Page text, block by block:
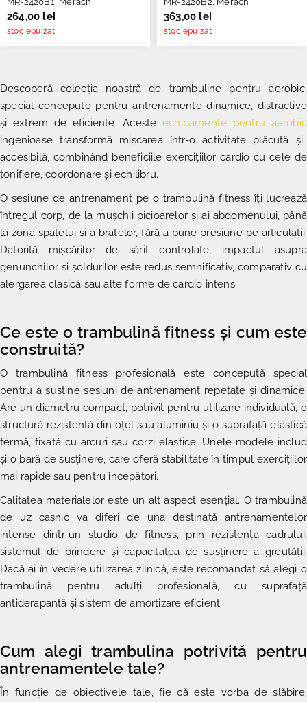
264,00 lei
stoc epuizat
363,00 lei
stoc epuizat
Descoperă colecția noastră de trambuline pentru aerobic,
special concepute pentru antrenamente dinamice, distractive
și extrem de eficiente. Acesteechipamente pentru aerobic
ingenioase transformă mișcarea într-o activitate plăcută și
accesibilă, combinând beneficiile exercițiilor cardio cu cele de
tonifiere, coordonare și echilibru.
O sesiune de antrenament pe o trambulină fitness îți lucrează
întregul corp, de la mușchii picioarelor și ai abdomenului, până
la zona spatelui și a brațelor, fără a pune presiune pe articulații.
Datorită mișcărilor de sărit controlate, impactul asupra
genunchilor și șoldurilor este redus semnificativ, comparativ cu
alergarea clasică sau alte forme de cardio intens.
Ce este o trambulină fitness și cum este
construită?
O trambulină fitness profesională este concepută special
pentru a susține sesiuni de antrenament repetate și dinamice.
Are un diametru compact, potrivit pentru utilizare individuală, o
structură rezistentă din oțel sau aluminiu și o suprafață elastică
fermă, fixată cu arcuri sau corzi elastice. Unele modele includ
și o bară de susținere, care oferă stabilitate în timpul exercițiilor
mai rapide sau pentru începători.
Calitatea materialelor este un alt aspect esențial. O trambulină
de uz casnic va diferi de una destinată antrenamentelor
intense dintr-un studio de fitness, prin rezistența cadrului,
sistemul de prindere și capacitatea de susținere a greutății.
Dacă ai în vedere utilizarea zilnică, este recomandat să alegi o
trambulină pentru adulți profesională, cu suprafață
antiderapantă și sistem de amortizare eficient.
Cum alegi trambulina potrivită pentru
antrenamentele tale?
În funcție de obiectivele tale, fie că este vorba de slăbire,